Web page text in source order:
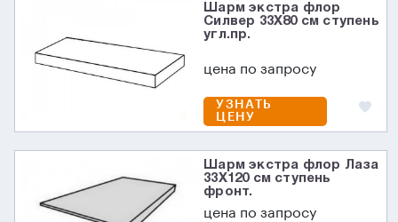
Шарм экстра флор
Силвер 33X80 см ступень
угл.пр.
цена по запросу
УЗНАТЬ
ЦЕНУ
Шарм экстра флор Лаза
33X120 см ступень
фронт.
цена по запросу